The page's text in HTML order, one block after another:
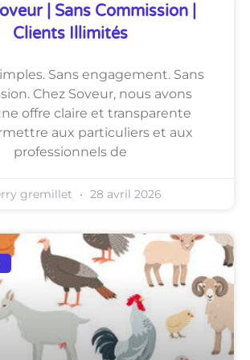
| Sans Commission |
Clients Illimités
Sans engagement. Sans
Chez Soveur, nous avons
offre claire et transparente
aux particuliers et aux
professionnels de
gremillet 28 avril 2026